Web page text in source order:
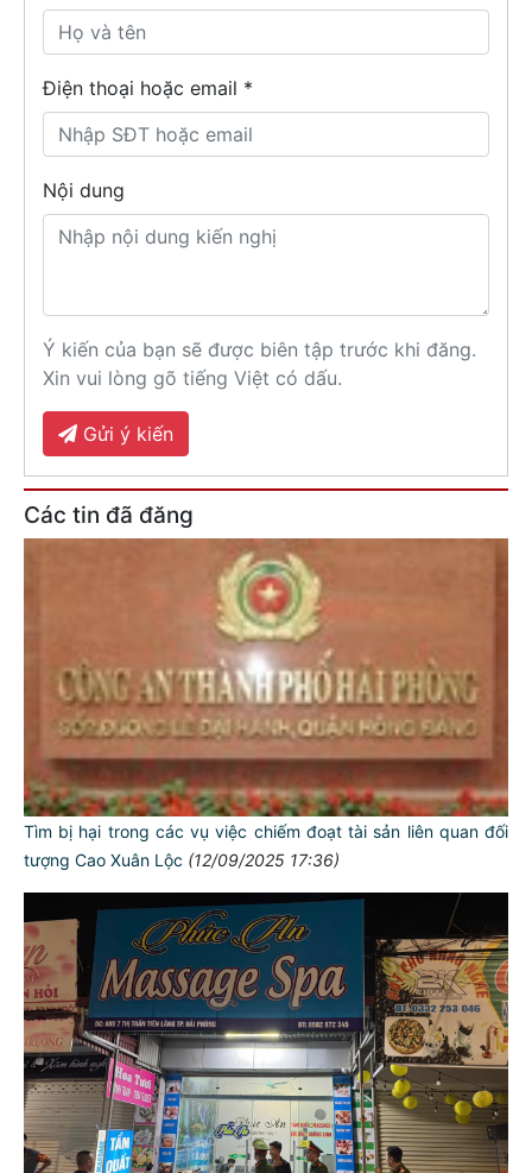
Điện thoại hoặc email *
Nội dung
Ý kiến của bạn sẽ được biên tập trước khi đăng.
Xin vui lòng gõ tiếng Việt có dấu.
Gửi ý kiến
Các tin đã đăng
Tìm bị hại trong các vụ việc chiếm đoạt tài sản liên quan đối
tượng Cao Xuân Lộc (12/09/2025 17:36)